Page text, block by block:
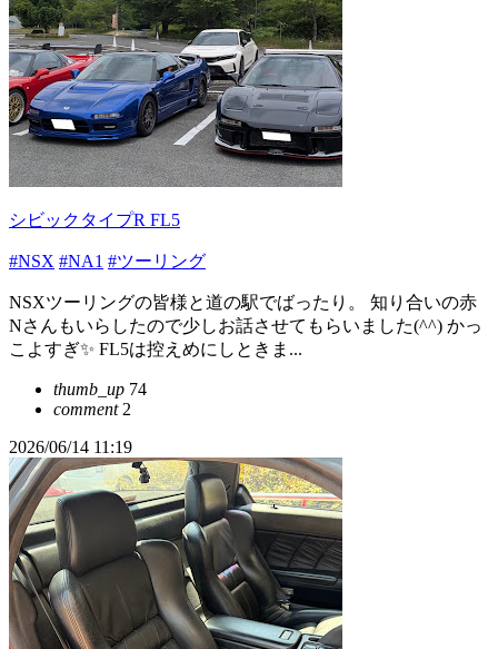
シビックタイプR FL5
#NSX #NA1 #ツーリング
NSXツーリングの皆様と道の駅でばったり。 知り合いの赤
Nさんもいらしたので少しお話させてもらいました(^^) かっ
こよすぎ✨️ FL5は控えめにしときま...
thumb_up 74
comment2
2026/06/14 11:19